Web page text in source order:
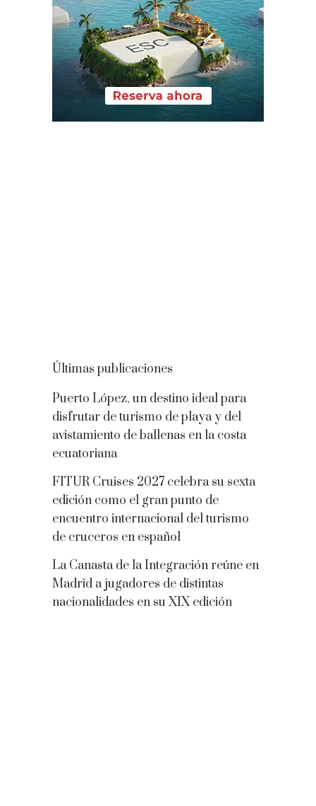
Últimas publicaciones
Puerto López, un destino ideal para
disfrutar de turismo de playa y del
avistamiento de ballenas en la costa
ecuatoriana
FITUR Cruises 2027 celebra su sexta
edición como el gran punto de
encuentro internacional del turismo
de cruceros en español
La Canasta de la Integración reúne en
Madrid a jugadores de distintas
nacionalidades en su XIX edición